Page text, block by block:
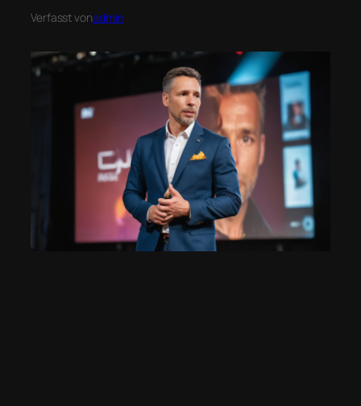
Verfasst vonadmin